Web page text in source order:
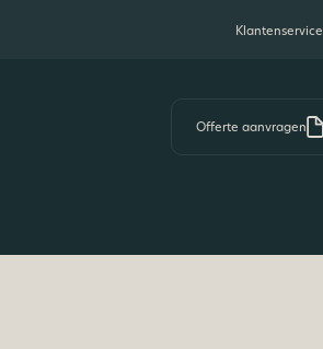
Klantenservice
Offerte aanvragen